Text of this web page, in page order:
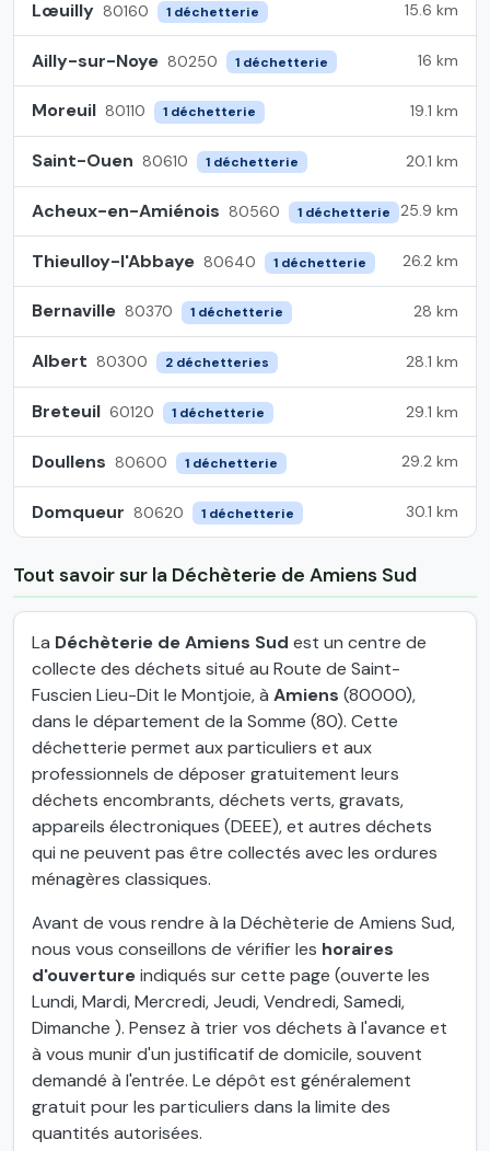
Lœuilly 80160 1 déchetterie 15.6 km
Ailly-sur-Noye 80250 1 déchetterie 16 km
Moreuil 80110 1 déchetterie 19.1 km
Saint-Ouen 80610 1 déchetterie 20.1 km
Acheux-en-Amiénois 80560 1 déchetterie 25.9 km
Thieulloy-l'Abbaye 80640 1 déchetterie 26.2 km
Bernaville 80370 1 déchetterie 28 km
Albert 80300 2 déchetteries 28.1 km
Breteuil 60120 1 déchetterie 29.1 km
Doullens 80600 1 déchetterie 29.2 km
Domqueur 80620 1 déchetterie 30.1 km
Tout savoir sur la Déchèterie de Amiens Sud
La Déchèterie de Amiens Sud est un centre de
collecte des déchets situé au Route de Saint-
Fuscien Lieu-Dit le Montjoie, à Amiens (80000),
dans le département de la Somme (80). Cette
déchetterie permet aux particuliers et aux
professionnels de déposer gratuitement leurs
déchets encombrants, déchets verts, gravats,
appareils électroniques (DEEE), et autres déchets
qui ne peuvent pas être collectés avec les ordures
ménagères classiques.
Avant de vous rendre à la Déchèterie de Amiens Sud,
nous vous conseillons de vérifier les horaires
d'ouvertureindiqués sur cette page (ouverte les
Lundi, Mardi, Mercredi, Jeudi, Vendredi, Samedi,
Dimanche ). Pensez à trier vos déchets à l'avance et
à vous munir d'un justificatif de domicile, souvent
demandé à l'entrée. Le dépôt est généralement
gratuit pour les particuliers dans la limite des
quantités autorisées.